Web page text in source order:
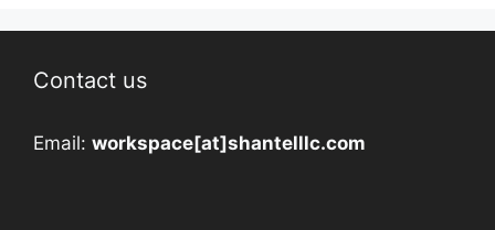
Contact us
Email: workspace[at]shantelllc.com